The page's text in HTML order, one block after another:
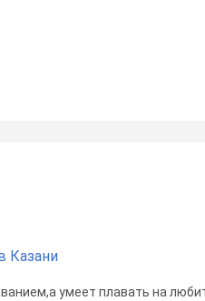
Казани
умеет плавать на